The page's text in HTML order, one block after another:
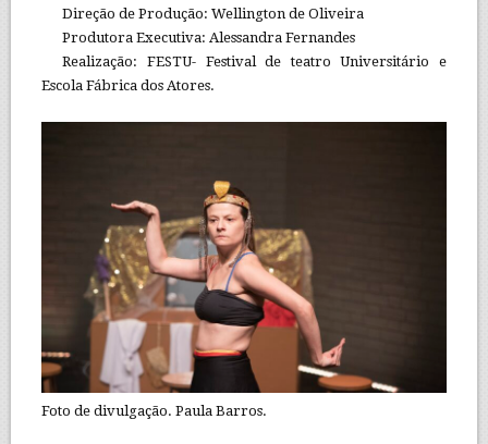
Direção de Produção: Wellington de Oliveira
Produtora Executiva: Alessandra Fernandes
Realização: FESTU- Festival de teatro Universitário e
Escola Fábrica dos Atores.
Foto de divulgação. Paula Barros.